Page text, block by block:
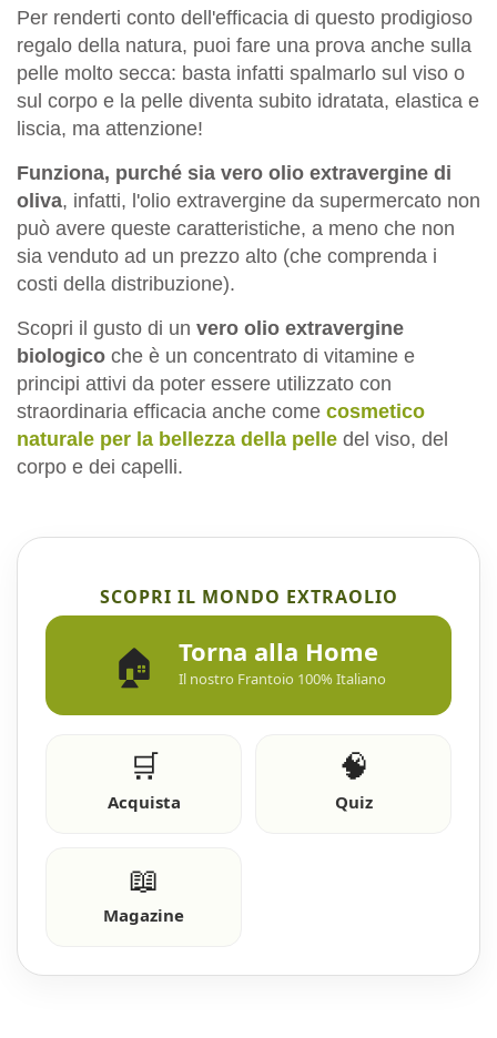
Per renderti conto dell'efficacia di questo prodigioso
regalo della natura, puoi fare una prova anche sulla
pelle molto secca: basta infatti spalmarlo sul viso o
sul corpo e la pelle diventa subito idratata, elastica e
liscia, ma attenzione!
Funziona, purché sia vero olio extravergine di
oliva, infatti, l'olio extravergine da supermercato non
può avere queste caratteristiche, a meno che non
sia venduto ad un prezzo alto (che comprenda i
costi della distribuzione).
Scopri il gusto di un vero olio extravergine
biologico che è un concentrato di vitamine e
principi attivi da poter essere utilizzato con
straordinaria efficacia anche come cosmetico
naturale per la bellezza della pelle del viso, del
corpo e dei capelli.
SCOPRI IL MONDO EXTRAOLIO
🏠 Torna alla Home
Il nostro Frantoio 100% Italiano
🛒
Acquista
🧠
Quiz
📖
Magazine